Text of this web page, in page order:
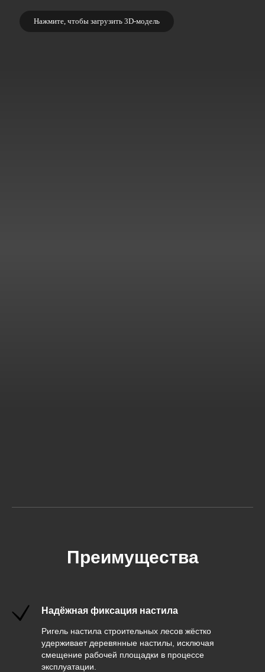
Нажмите, чтобы загрузить 3D-модель
Преимущества
Надёжная фиксация настила
Ригель настила строительных лесов жёстко
удерживает деревянные настилы, исключая
смещение рабочей площадки в процессе
эксплуатации.